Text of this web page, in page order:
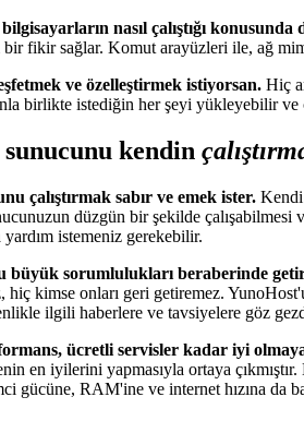
nasıl çalıştığı
fikir sağlar. Komut arayüzleri ile, ağ
ve özelleştirmek istiyorsan. Hiç
birlikte istediğin her şeyi yükleyebilir ve
kendin
çalıştırmak sabır ve emek ister. Kendi
düzgün bir şekilde
istemeniz gerekebilir.
büyük sorumlulukları beraberinde
hiç kimse onları geri getiremez.
ilgili haberlere ve tavsiyelere göz
ücretli servisler kadar iyi
en iyilerini yapmasıyla ortaya
gücüne, RAM'ine ve internet hızına da